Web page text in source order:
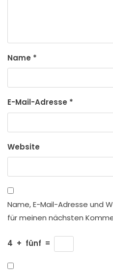
Name *
E-Mail-Adresse *
Website
Name, E-Mail-Adresse und
für meinen nächsten
4 + fünf =